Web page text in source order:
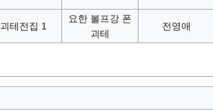
괴테전집 1
요한 볼프강 폰
괴테
전영애